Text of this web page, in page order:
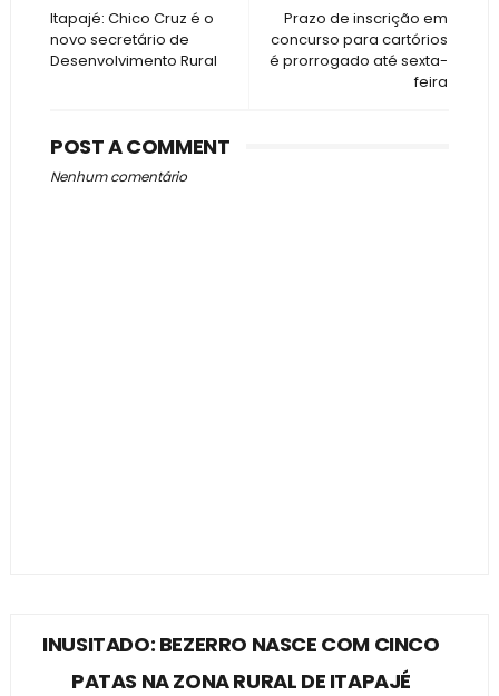
Prazo de inscrição em
concurso para cartórios
é prorrogado até sexta-
feira
Itapajé: Chico Cruz é o
novo secretário de
Desenvolvimento Rural
POST A COMMENT
Nenhum comentário
INUSITADO: BEZERRO NASCE COM CINCO
PATAS NA ZONA RURAL DE ITAPAJÉ